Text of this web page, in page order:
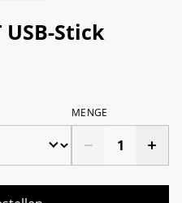
USB-Stick
MENGE